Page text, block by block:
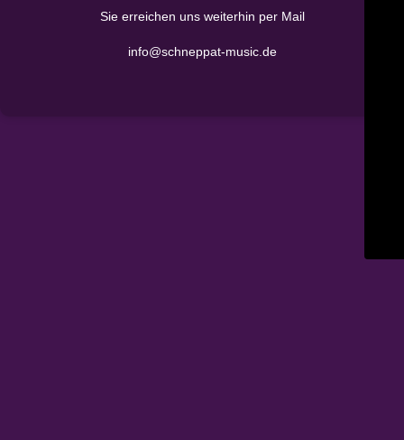
Sie erreichen uns weiterhin per Mail
info@schneppat-music.de